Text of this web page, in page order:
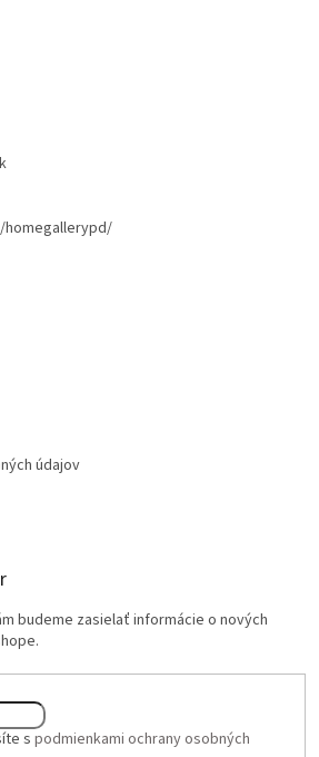
homegallerypd/
údajov
budeme zasielať informácie o nových
s podmienkami ochrany osobných